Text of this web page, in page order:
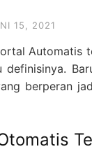
15, 2021
Automatis
definisinya.
berperan